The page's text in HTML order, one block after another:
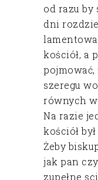
od razu by
dni
kościół, a
szeregu
równych
Na razie
kościół
Żeby
jak pan
zupełne